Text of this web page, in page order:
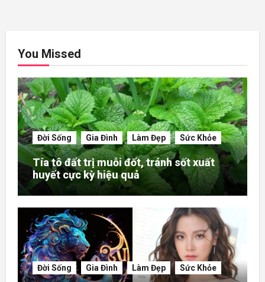
You Missed
Đời Sống Gia Đình Làm Đẹp Sức Khỏe
Tía tô đất trị muỗi đốt, tránh sốt xuất
huyết cực kỳ hiệu quả
Đời Sống Gia Đình Làm Đẹp Sức Khỏe